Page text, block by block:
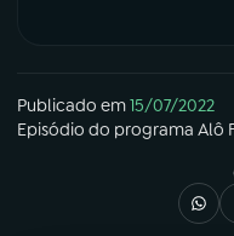
Publicado em15/07/2022
Episódio do programa Alô